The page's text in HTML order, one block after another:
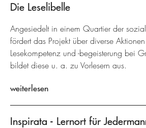
Die Leselibelle
Angesiedelt in einem Quartier der
fördert das Projekt über diverse
Lesekompetenz und -begeisterung bei
bildet diese u. a. zu Vorlesern aus.
weiterlesen
Inspirata - Lernort für